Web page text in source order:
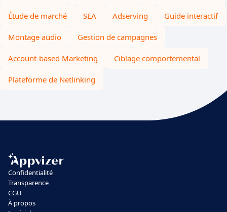
Étude de marché SEA Adserving Guide interactif
Montage audio Gestion de campagnes
Account-based Marketing Ciblage comportemental
Plateforme de Netlinking
Confidentialité
Transparence
CGU
À propos